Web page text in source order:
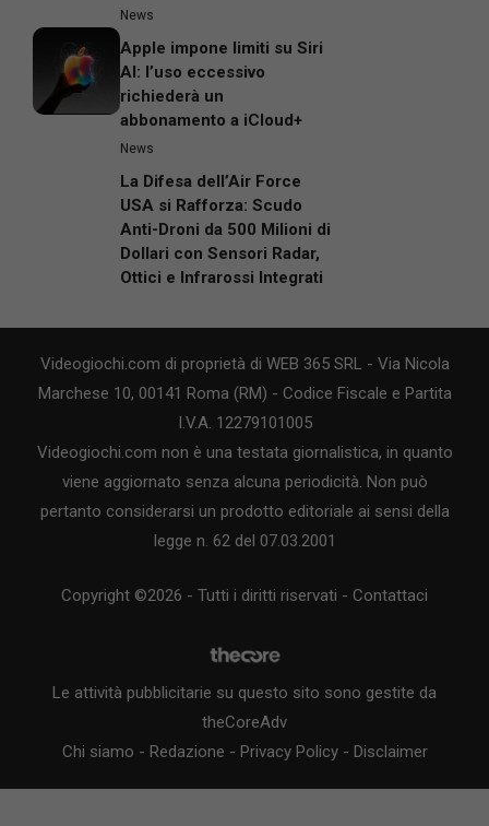
News
Apple impone limiti su Siri
AI: l’uso eccessivo
richiederà un
abbonamento a iCloud+
News
La Difesa dell’Air Force
USA si Rafforza: Scudo
Anti-Droni da 500 Milioni di
Dollari con Sensori Radar,
Ottici e Infrarossi Integrati
Videogiochi.com di proprietà di WEB 365 SRL - Via Nicola
Marchese 10, 00141 Roma (RM) - Codice Fiscale e Partita
I.V.A. 12279101005
Videogiochi.com non è una testata giornalistica, in quanto
viene aggiornato senza alcuna periodicità. Non può
pertanto considerarsi un prodotto editoriale ai sensi della
legge n. 62 del 07.03.2001
Copyright ©2026 - Tutti i diritti riservati - Contattaci
Le attività pubblicitarie su questo sito sono gestite da
theCoreAdv
Chi siamo - Redazione - Privacy Policy- Disclaimer